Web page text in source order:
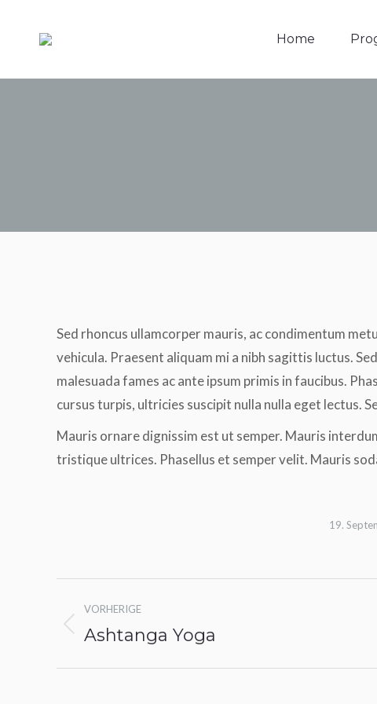
Home
Sed rhoncus ullamcorper mauris, ac condimentum
vehicula. Praesent aliquam mi a nibh sagittis luctus.
malesuada fames ac ante ipsum primis in faucibus.
cursus turpis, ultricies suscipit nulla nulla eget lectus.
Mauris ornare dignissim est ut semper. Mauris
tristique ultrices. Phasellus et semper velit. Mauris
19.
VORHERIGE
Vorheriges
Ashtanga Yoga